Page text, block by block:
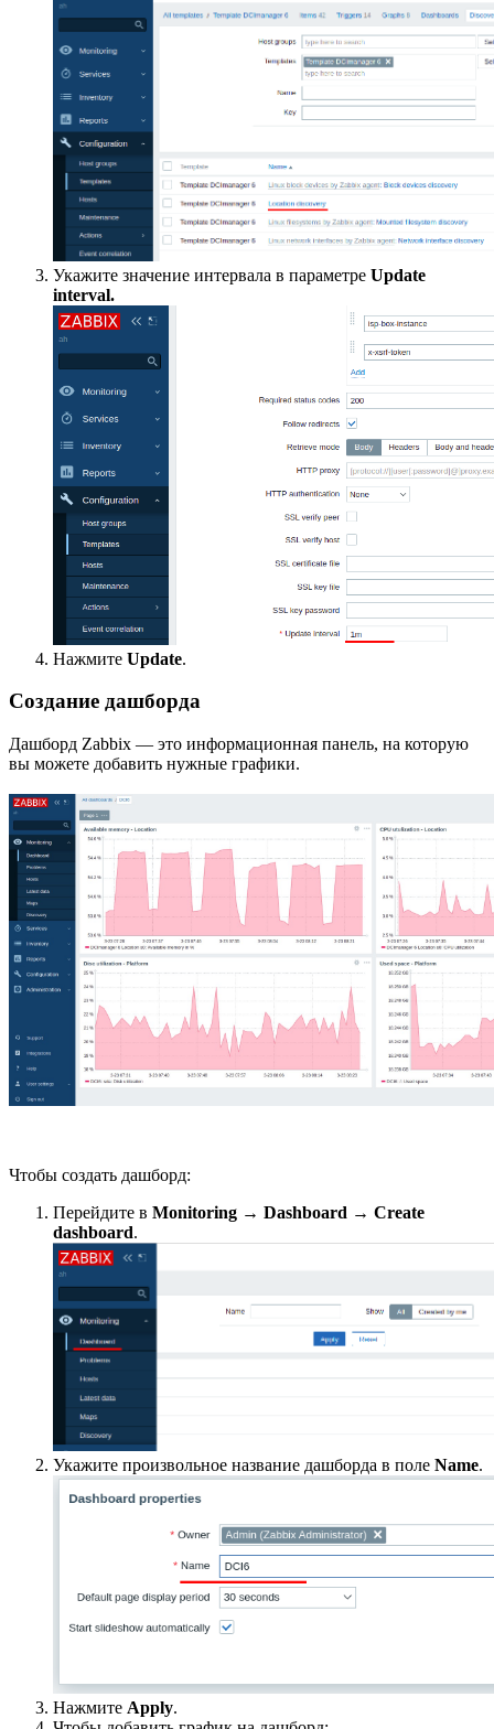
Укажите значение интервала в параметре Update
interval.
Нажмите Update.
Создание дашборда
Дашборд Zabbix — это информационная панель, на которую
вы можете добавить нужные графики.
Чтобы создать дашборд:
Перейдите в Monitoring → Dashboard → Create
dashboard.
Укажите произвольное название дашборда в поле Name.
Нажмите Apply.